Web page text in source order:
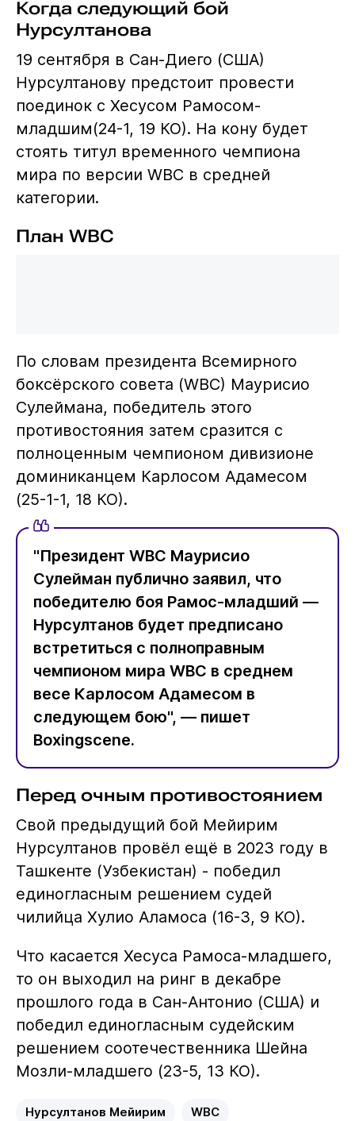
Когда следующий бой
Нурсултанова
19 сентября в Сан-Диего (США)
Нурсултанову предстоит провести
поединок с Хесусом Рамосом-
младшим(24-1, 19 КО). На кону будет
стоять титул временного чемпиона
мира по версии WBC в средней
категории.
План WBC
По словам президента Всемирного
боксёрского совета (WBC) Маурисио
Сулеймана, победитель этого
противостояния затем сразится с
полноценным чемпионом дивизионе
доминиканцем Карлосом Адамесом
(25-1-1, 18 КО).
"Президент WBC Маурисио
Сулейман публично заявил, что
победителю боя Рамос-младший —
Нурсултанов будет предписано
встретиться с полноправным
чемпионом мира WBC в среднем
весе Карлосом Адамесом в
следующем бою", — пишет
Boxingscene.
Перед очным противостоянием
Свой предыдущий бой Мейирим
Нурсултанов провёл ещё в 2023 году в
Ташкенте (Узбекистан) - победил
единогласным решением судей
чилийца Хулио Аламоса (16-3, 9 КО).
Что касается Хесуса Рамоса-младшего,
то он выходил на ринг в декабре
прошлого года в Сан-Антонио (США) и
победил единогласным судейским
решением соотечественника Шейна
Мозли-младшего (23-5, 13 КО).
Нурсултанов Мейирим WBC